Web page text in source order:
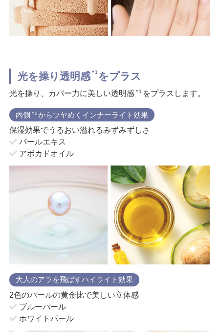
光を操り透明感＊1 をプラス
光を操り、カバー力に美しい透明感 ＊1 をプラスします。
内側 ＊2 からツヤめくインナーライト効果
保湿効果でうるおい溢れるみずみずしさ
パールエキス
アボカドオイル
大人のアラを飛ばすハイライト効果
2色のパールの黄金比で美しい立体感
ブルーパール
ホワイトパール